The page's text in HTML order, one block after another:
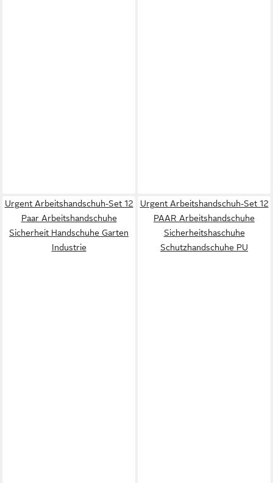
Urgent Arbeitshandschuh-Set 12
Paar Arbeitshandschuhe
Sicherheit Handschuhe Garten
Industrie
Urgent Arbeitshandschuh-Set 12
PAAR Arbeitshandschuhe
Sicherheitshaschuhe
Schutzhandschuhe PU